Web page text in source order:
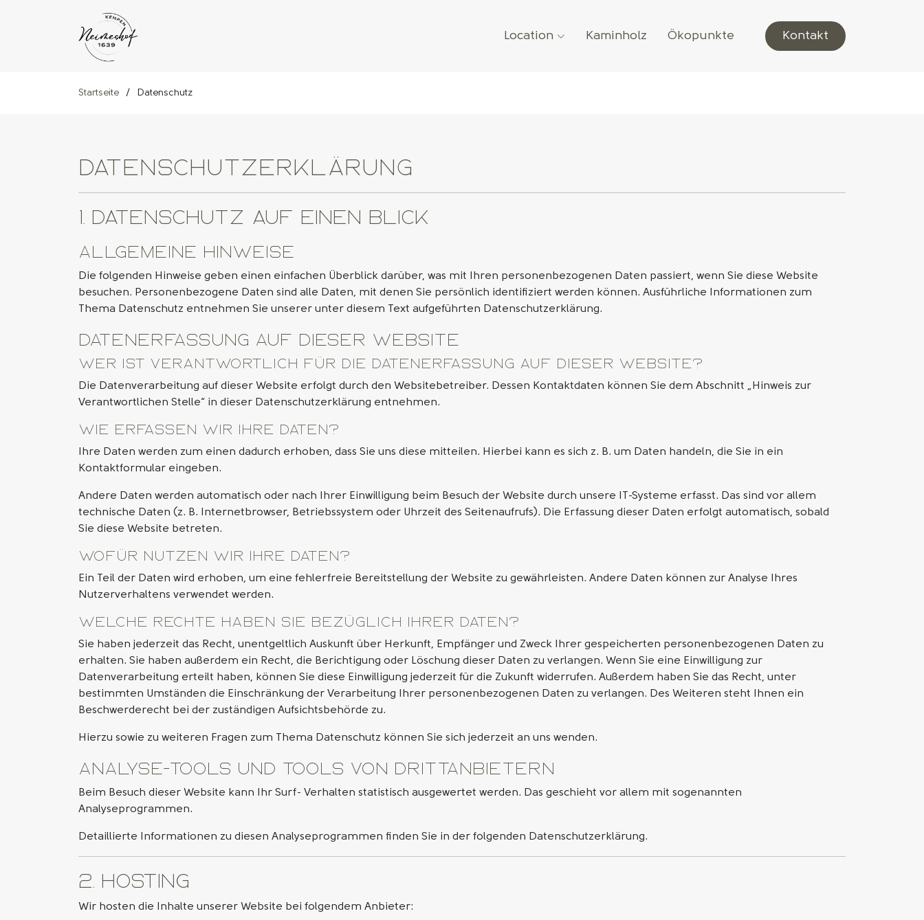
Location Kaminholz Ökopunkte Kontakt
Startseite Datenschutz
Datenschutz­erklärung
1. Datenschutz auf einen Blick
Allgemeine Hinweise
Die folgenden Hinweise geben einen einfachen Überblick darüber, was mit Ihren personenbezogenen Daten passiert, wenn Sie diese Website
besuchen. Personenbezogene Daten sind alle Daten, mit denen Sie persönlich identifiziert werden können. Ausführliche Informationen zum
Thema Datenschutz entnehmen Sie unserer unter diesem Text aufgeführten Datenschutzerklärung.
Datenerfassung auf dieser Website
Wer ist verantwortlich für die Datenerfassung auf dieser Website?
Die Datenverarbeitung auf dieser Website erfolgt durch den Websitebetreiber. Dessen Kontaktdaten können Sie dem Abschnitt „Hinweis zur
Verantwortlichen Stelle“ in dieser Datenschutzerklärung entnehmen.
Wie erfassen wir Ihre Daten?
Ihre Daten werden zum einen dadurch erhoben, dass Sie uns diese mitteilen. Hierbei kann es sich z. B. um Daten handeln, die Sie in ein
Kontaktformular eingeben.
Andere Daten werden automatisch oder nach Ihrer Einwilligung beim Besuch der Website durch unsere IT-Systeme erfasst. Das sind vor allem
technische Daten (z. B. Internetbrowser, Betriebssystem oder Uhrzeit des Seitenaufrufs). Die Erfassung dieser Daten erfolgt automatisch, sobald
Sie diese Website betreten.
Wofür nutzen wir Ihre Daten?
Ein Teil der Daten wird erhoben, um eine fehlerfreie Bereitstellung der Website zu gewährleisten. Andere Daten können zur Analyse Ihres
Nutzerverhaltens verwendet werden.
Welche Rechte haben Sie bezüglich Ihrer Daten?
Sie haben jederzeit das Recht, unentgeltlich Auskunft über Herkunft, Empfänger und Zweck Ihrer gespeicherten personenbezogenen Daten zu
erhalten. Sie haben außerdem ein Recht, die Berichtigung oder Löschung dieser Daten zu verlangen. Wenn Sie eine Einwilligung zur
Datenverarbeitung erteilt haben, können Sie diese Einwilligung jederzeit für die Zukunft widerrufen. Außerdem haben Sie das Recht, unter
bestimmten Umständen die Einschränkung der Verarbeitung Ihrer personenbezogenen Daten zu verlangen. Des Weiteren steht Ihnen ein
Beschwerderecht bei der zuständigen Aufsichtsbehörde zu.
Hierzu sowie zu weiteren Fragen zum Thema Datenschutz können Sie sich jederzeit an uns wenden.
Analyse-Tools und Tools von Dritt­anbietern
Beim Besuch dieser Website kann Ihr Surf- Verhalten statistisch ausgewertet werden. Das geschieht vor allem mit sogenannten
Analyseprogrammen.
Detaillierte Informationen zu diesen Analyseprogrammen finden Sie in der folgenden Datenschutzerklärung.
2. Hosting
Wir hosten die Inhalte unserer Website bei folgendem Anbieter: